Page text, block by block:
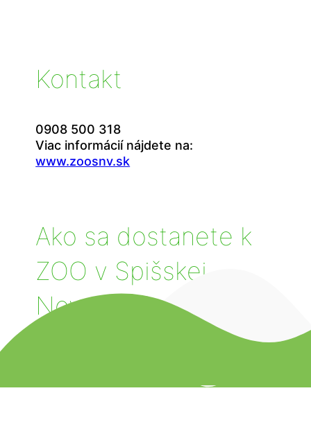
Kontakt
0908 500 318
Viac informácií nájdete na:
www.zoosnv.sk
Ako sa dostanete k
ZOO v Spišskej
Novej Vsi?